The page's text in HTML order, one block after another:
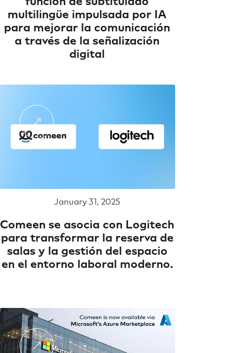
multilingüe impulsada por IA
para mejorar la comunicación
a través de la señalización
digital
January 31, 2025
Comeen se asocia con Logitech
para transformar la reserva de
salas y la gestión del espacio
en el entorno laboral moderno.